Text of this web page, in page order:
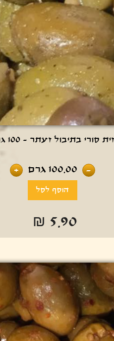
זית סורי בתיבול זעתר - 100 גרם
-
100.00 גרם +
₪ 5.90